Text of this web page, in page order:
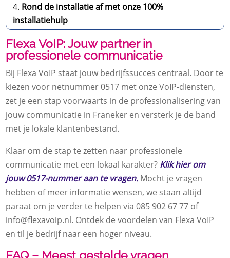
Rond de installatie af met onze 100%
installatiehulp
Flexa VoIP: Jouw partner in
professionele communicatie
Bij Flexa VoIP staat jouw bedrijfssucces centraal. Door te
kiezen voor netnummer 0517 met onze VoIP-diensten,
zet je een stap voorwaarts in de professionalisering van
jouw communicatie in Franeker en versterk je de band
met je lokale klantenbestand.
Klaar om de stap te zetten naar professionele
communicatie met een lokaal karakter? Klik hier om
jouw 0517-nummer aan te vragen. Mocht je vragen
hebben of meer informatie wensen, we staan altijd
paraat om je verder te helpen via 085 902 67 77 of
info@flexavoip.nl. Ontdek de voordelen van Flexa VoIP
en til je bedrijf naar een hoger niveau.
FAQ – Meest gestelde vragen